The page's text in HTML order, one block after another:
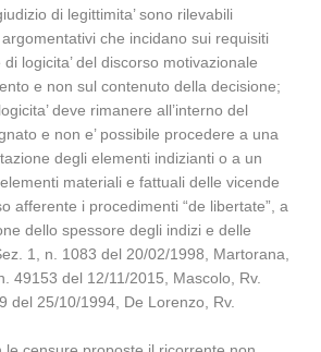
di legittimita’ sono rilevabili
che incidano sui requisiti
logicita’ del discorso motivazionale
e non sul contenuto della decisione;
deve rimanere all’interno del
e non e’ possibile procedere a una
degli elementi indizianti o a un
materiali e fattuali delle vicende
afferente i procedimenti “de libertate”, a
dello spessore degli indizi e delle
1, n. 1083 del 20/02/1998, Martorana,
49153 del 12/11/2015, Mascolo, Rv.
del 25/10/1994, De Lorenzo, Rv.